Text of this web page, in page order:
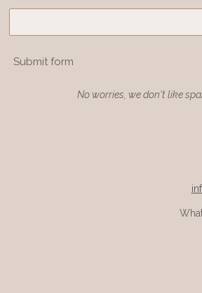
Submit form
No worries, we don't like